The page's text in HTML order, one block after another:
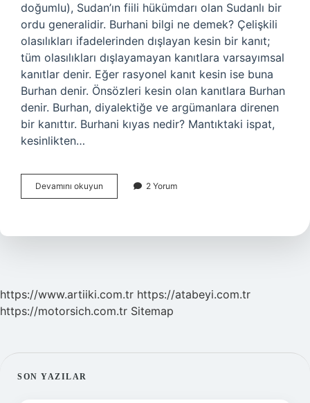
doğumlu), Sudan’ın fiili hükümdarı olan Sudanlı bir
ordu generalidir. Burhani bilgi ne demek? Çelişkili
olasılıkları ifadelerinden dışlayan kesin bir kanıt;
tüm olasılıkları dışlayamayan kanıtlara varsayımsal
kanıtlar denir. Eğer rasyonel kanıt kesin ise buna
Burhan denir. Önsözleri kesin olan kanıtlara Burhan
denir. Burhan, diyalektiğe ve argümanlara direnen
bir kanıttır. Burhani kıyas nedir? Mantıktaki ispat,
kesinlikten…
Devamını okuyun
Kimdir
2 Yorum
https://www.artiiki.com.tr https://atabeyi.com.tr
https://motorsich.com.tr Sitemap
SIDEBAR
SON YAZILAR